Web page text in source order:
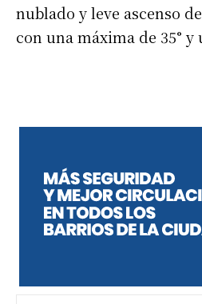
nublado y leve ascenso
con una máxima de 35°